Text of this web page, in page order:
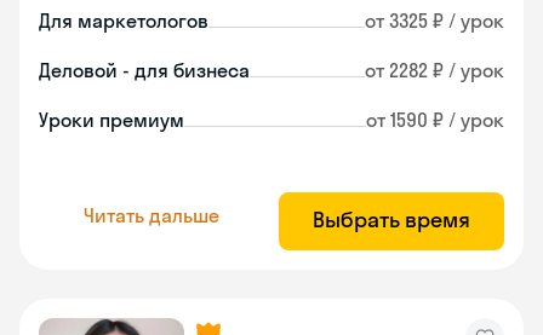
Для маркетологов от 3325 ₽ / урок
Деловой - для бизнеса от 2282 ₽ / урок
Уроки премиум от 1590 ₽ / урок
Читать дальше Выбрать время